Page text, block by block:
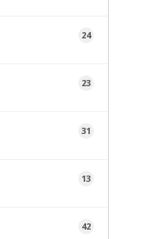
24
23
31
13
42